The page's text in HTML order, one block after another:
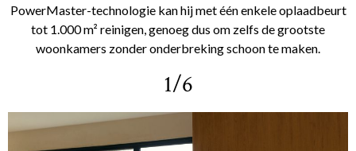
PowerMaster-technologie kan hij met één enkele oplaadbeurt
tot 1.000 m² reinigen, genoeg dus om zelfs de grootste
woonkamers zonder onderbreking schoon te maken.
1/6